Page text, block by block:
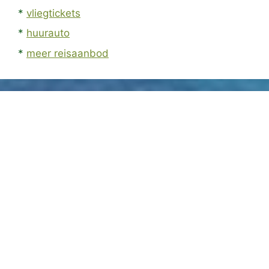
* vliegtickets
* huurauto
* meer reisaanbod